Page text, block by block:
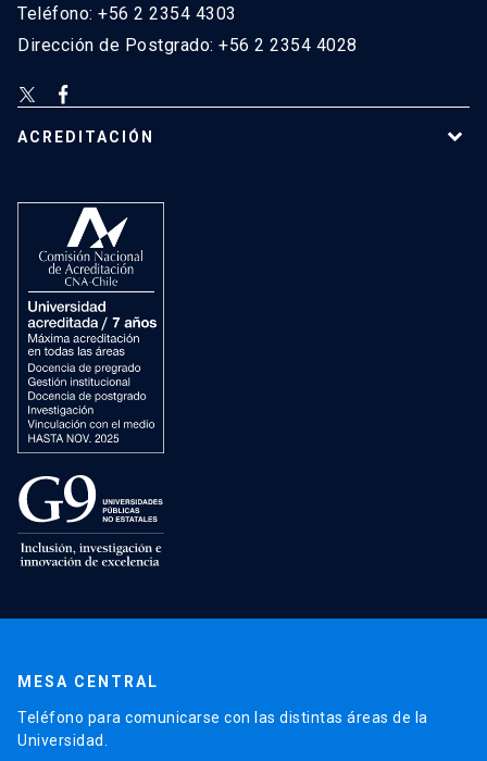
Teléfono: +56 2 2354 4303
Dirección de Postgrado: +56 2 2354 4028
ACREDITACIÓN
MESA CENTRAL
Teléfono para comunicarse con las distintas áreas de la
Universidad.